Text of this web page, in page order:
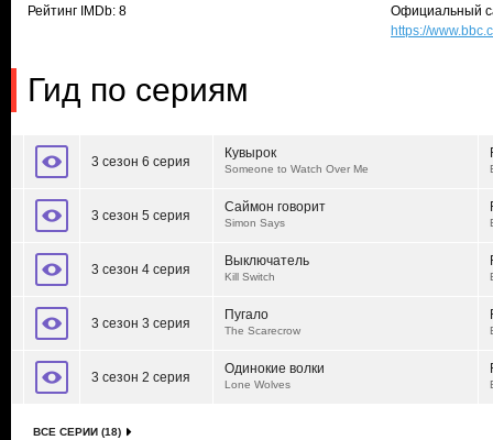
Рейтинг IMDb: 8
Официальный
https://
Гид по сериям
3 сезон 6 серия
Кувырок
Someone to Watch Over Me
3 сезон 5 серия
Саймон говорит
Simon Says
3 сезон 4 серия
Выключатель
Kill Switch
3 сезон 3 серия
Пугало
The Scarecrow
3 сезон 2 серия
Одинокие волки
Lone Wolves
ВСЕ СЕРИИ (18)